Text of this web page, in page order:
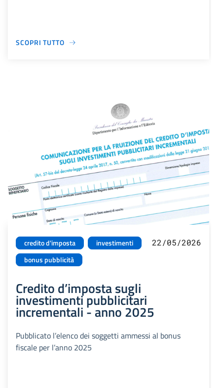
SCOPRI TUTTO
credito d'imposta
investimenti
bonus pubblicità
22/05/2026
Credito d’imposta sugli
investimenti pubblicitari
incrementali - anno 2025
Pubblicato l’elenco dei soggetti ammessi al bonus
fiscale per l’anno 2025